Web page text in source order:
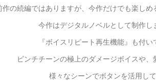
作の続編ではありますが、今作だけでも楽し
今作はデジタルノベルとして制作し
『ボイスリピート再生機能』も付い
ピンチチーンの極上のダメージボイスや、
様々なシーンでボタンを活用して